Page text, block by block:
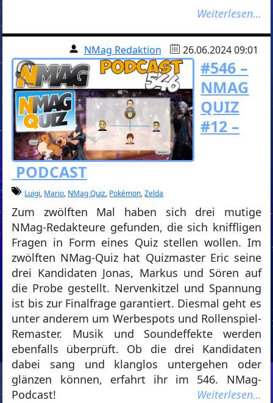
Weiterlesen…
NMag Redaktion 26.06.2024 09:01
#546 –
NMAG
QUIZ
#12 –
PODCAST
Luigi, Mario, NMag Quiz, Pokémon,Zelda
Zum zwölften Mal haben sich drei mutige
NMag-Redakteure gefunden, die sich kniffligen
Fragen in Form eines Quiz stellen wollen. Im
zwölften NMag-Quiz hat Quizmaster Eric seine
drei Kandidaten Jonas, Markus und Sören auf
die Probe gestellt. Nervenkitzel und Spannung
ist bis zur Finalfrage garantiert. Diesmal geht es
unter anderem um Werbespots und Rollenspiel-
Remaster. Musik und Soundeffekte werden
ebenfalls überprüft. Ob die drei Kandidaten
dabei sang und klanglos untergehen oder
glänzen können, erfahrt ihr im 546. NMag-
Podcast!
Weiterlesen…